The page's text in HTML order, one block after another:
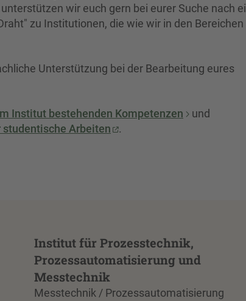
wir euch gern bei eurer Suche nach
zu Institutionen, die wie wir in den Bereichen
Unterstützung bei der Bearbeitung eures
Institut bestehenden Kompetenzen
und
Arbeiten
.
Institut für Prozesstechnik,
Prozessautomatisierung und
Messtechnik
Messtechnik / Prozessautomatisierung